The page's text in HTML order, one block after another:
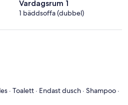
Vardagsrum 1
1 bäddsoffa (dubbel)
· Toalett · Endast dusch · Shampoo ·